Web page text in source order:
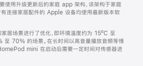
使用升级更新后的家庭 app 架构，该架构于家庭
连接家居配件的 Apple 设备均使用最新版本软
居场景进行了优化，即环境温度约为 15ºC 至
至 70% 的场景。在长时间以高音量播放音频等情
mini 在启动后需要一定时间对传感器进